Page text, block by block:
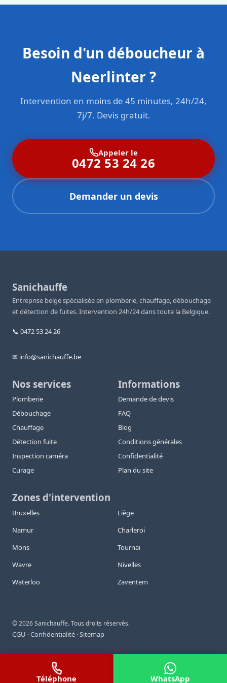
Besoin d'un déboucheur à
Neerlinter ?
Intervention en moins de 45 minutes, 24h/24,
7j/7. Devis gratuit.
Appeler le
0472 53 24 26
Demander un devis
Sanichauffe
Entreprise belge spécialisée en plomberie, chauffage, débouchage
et détection de fuites. Intervention 24h/24 dans toute la Belgique.
📞 0472 53 24 26
✉ info@sanichauffe.be
Nos services
Plomberie
Débouchage
Chauffage
Détection fuite
Inspection caméra
Curage
Informations
Demande de devis
FAQ
Blog
Conditions générales
Confidentialité
Plan du site
Zones d'intervention
Bruxelles
Liège
Namur
Charleroi
Mons
Tournai
Wavre
Nivelles
Waterloo
Zaventem
©2026Sanichauffe. Tous droits réservés.
CGU ·Confidentialité ·Sitemap